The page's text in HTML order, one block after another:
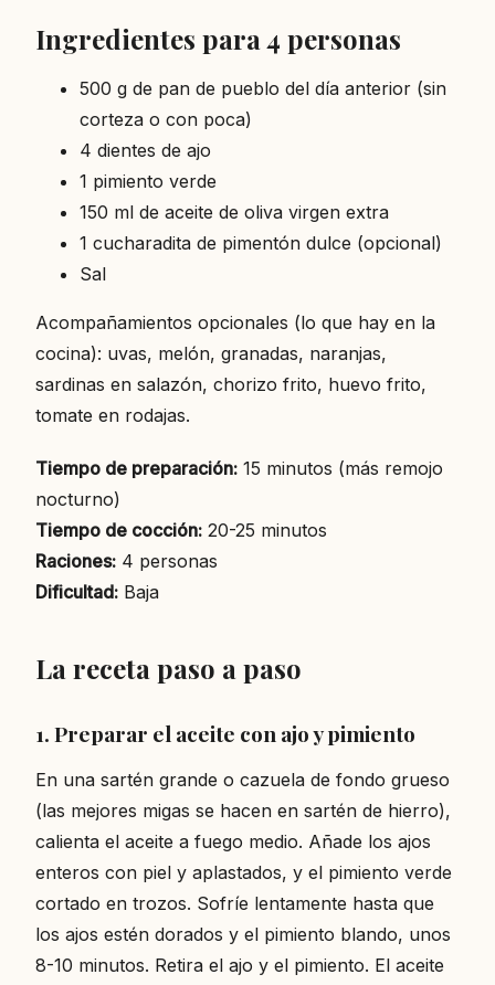
Ingredientes para 4 personas
500 g de pan de pueblo del día anterior (sin
corteza o con poca)
4 dientes de ajo
1 pimiento verde
150 ml de aceite de oliva virgen extra
1 cucharadita de pimentón dulce (opcional)
Sal
Acompañamientos opcionales (lo que hay en la
cocina): uvas, melón, granadas, naranjas,
sardinas en salazón, chorizo frito, huevo frito,
tomate en rodajas.
Tiempo de preparación: 15 minutos (más remojo
nocturno)
Tiempo de cocción: 20-25 minutos
Raciones: 4 personas
Dificultad: Baja
La receta paso a paso
1. Preparar el aceite con ajo y pimiento
En una sartén grande o cazuela de fondo grueso
(las mejores migas se hacen en sartén de hierro),
calienta el aceite a fuego medio. Añade los ajos
enteros con piel y aplastados, y el pimiento verde
cortado en trozos. Sofríe lentamente hasta que
los ajos estén dorados y el pimiento blando, unos
8-10 minutos. Retira el ajo y el pimiento. El aceite